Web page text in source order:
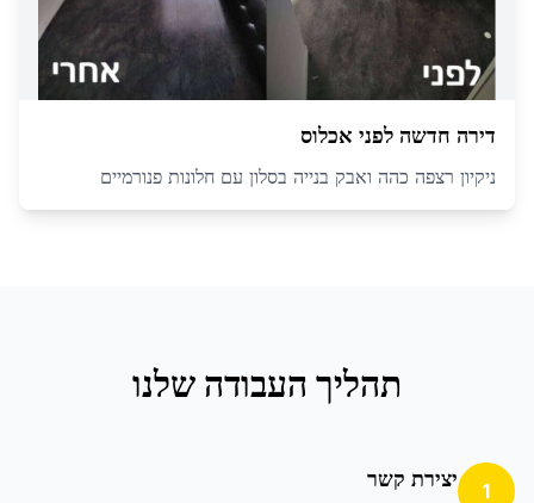
דירה חדשה לפני אכלוס
ניקיון רצפה כהה ואבק בנייה בסלון עם חלונות פנורמיים
תהליך העבודה שלנו
1 יצירת קשר